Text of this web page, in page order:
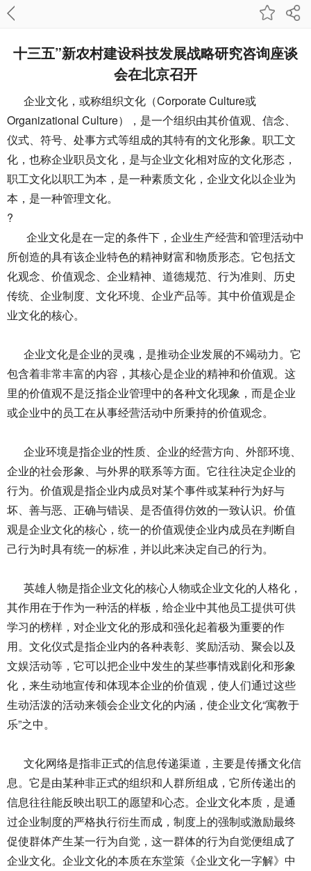
十三五”新农村建设科技发展战略研究咨询座谈
会在北京召开
企业文化，或称组织文化（Corporate Culture或
Organizational Culture），是一个组织由其价值观、信念、
仪式、符号、处事方式等组成的其特有的文化形象。职工文
化，也称企业职员文化，是与企业文化相对应的文化形态，
职工文化以职工为本，是一种素质文化，企业文化以企业为
本，是一种管理文化。
?
企业文化是在一定的条件下，企业生产经营和管理活动中
所创造的具有该企业特色的精神财富和物质形态。它包括文
化观念、价值观念、企业精神、道德规范、行为准则、历史
传统、企业制度、文化环境、企业产品等。其中价值观是企
业文化的核心。
企业文化是企业的灵魂，是推动企业发展的不竭动力。它
包含着非常丰富的内容，其核心是企业的精神和价值观。这
里的价值观不是泛指企业管理中的各种文化现象，而是企业
或企业中的员工在从事经营活动中所秉持的价值观念。
企业环境是指企业的性质、企业的经营方向、外部环境、
企业的社会形象、与外界的联系等方面。它往往决定企业的
行为。价值观是指企业内成员对某个事件或某种行为好与
坏、善与恶、正确与错误、是否值得仿效的一致认识。价值
观是企业文化的核心，统一的价值观使企业内成员在判断自
己行为时具有统一的标准，并以此来决定自己的行为。
英雄人物是指企业文化的核心人物或企业文化的人格化，
其作用在于作为一种活的样板，给企业中其他员工提供可供
学习的榜样，对企业文化的形成和强化起着极为重要的作
用。文化仪式是指企业内的各种表彰、奖励活动、聚会以及
文娱活动等，它可以把企业中发生的某些事情戏剧化和形象
化，来生动地宣传和体现本企业的价值观，使人们通过这些
生动活泼的活动来领会企业文化的内涵，使企业文化“寓教于
乐”之中。
文化网络是指非正式的信息传递渠道，主要是传播文化信
息。它是由某种非正式的组织和人群所组成，它所传递出的
信息往往能反映出职工的愿望和心态。企业文化本质，是通
过企业制度的严格执行衍生而成，制度上的强制或激励最终
促使群体产生某一行为自觉，这一群体的行为自觉便组成了
企业文化。企业文化的本质在东堂策《企业文化一字解》中